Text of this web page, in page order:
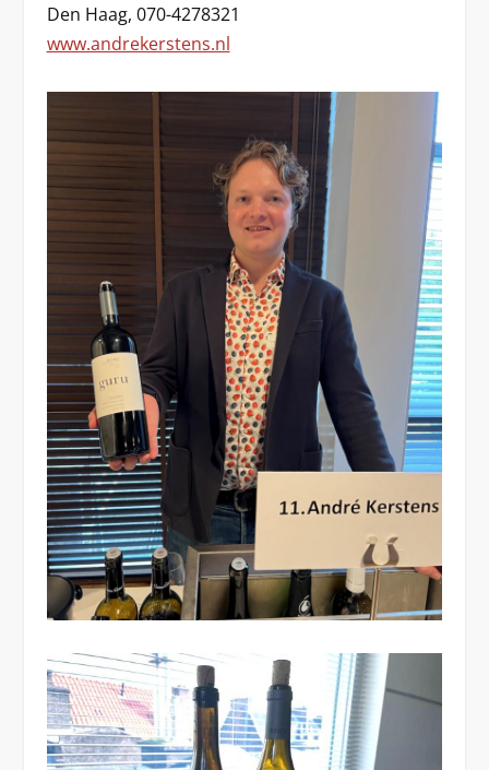
Den Haag, 070-4278321
www.andrekerstens.nl